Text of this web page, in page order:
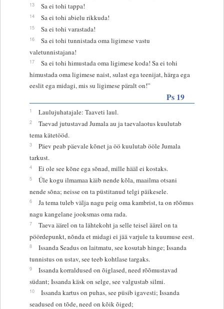
13 Sa ei tohi tappa!
14 Sa ei tohi abielu rikkuda!
15 Sa ei tohi varastada!
16
Sa ei tohi tunnistada oma ligimese vastu
valetunnistajana!
17
Sa ei tohi himustada oma ligimese koda! Sa ei tohi
himustada oma ligimese naist, sulast ega teenijat, härga ega
eeslit ega midagi, mis su ligimese päralt on!”
Ps 19
1 Laulujuhatajale: Taaveti laul.
2
Taevad jutustavad Jumala au ja taevalaotus kuulutab
tema kätetööd.
3
Päev peab päevale kõnet ja öö kuulutab ööle Jumala
tarkust.
4 Ei ole see kõne ega sõnad, mille hääl ei kostaks.
5
Üle kogu ilmamaa käib nende kõla, maailma otsani
nende sõna; neisse on ta püstitanud telgi päikesele.
6
Ja tema tuleb välja nagu peig oma kambrist, ta on rõõmus
nagu kangelane jooksmas oma rada.
7
Taeva äärel on ta lähtekoht ja selle teisel äärel on ta
pöördepunkt, nõnda et midagi ei jää varjule ta kuumuse eest.
8
Issanda Seadus on laitmatu, see kosutab hinge; Issanda
tunnistus on ustav, see teeb kohtlase targaks.
9
Issanda korraldused on õiglased, need rõõmustavad
südant; Issanda käsk on selge, see valgustab silmi.
10
Issanda kartus on puhas, see püsib igavesti; Issanda
seadused on tõde, need on kõik õiged;